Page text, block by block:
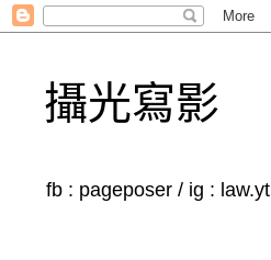
攝光寫影
fb : pageposer / ig : law.yt